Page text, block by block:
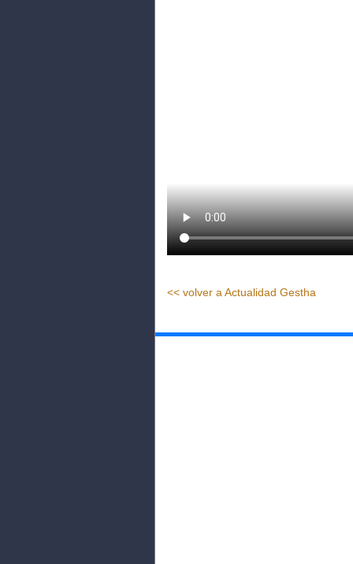
<< volver a Actualidad Gestha